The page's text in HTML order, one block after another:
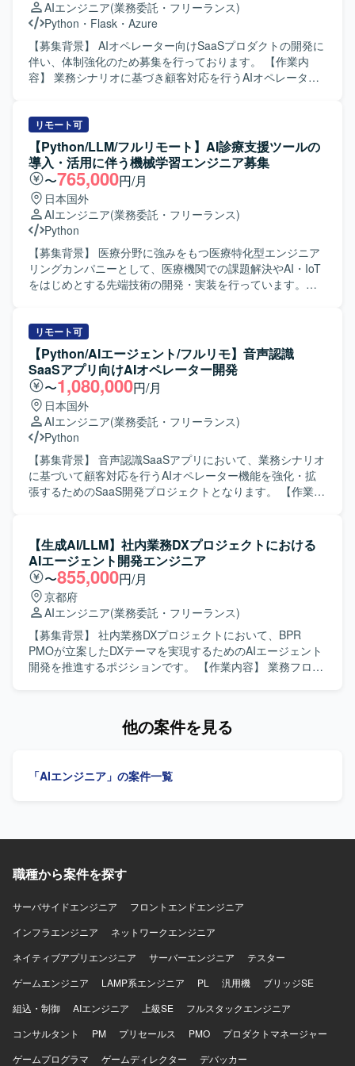
ち、自走してキャッチアップできる方を求めております。
制約条件が多い環境下でも主体的に課題を発見し、粘り強
く解決に取り組める方です。 クライアントやチームと円滑
にコミュニケーションを取りながら、継続的なサービス改
善に取り組める方を期待しております。 【ポジションの魅
駆動開発の技術検証から実運用を見据えた開発まで幅広く
経験でき、AIアプリケーション開発のスキルを総合的に高
めることができます。 Difyをはじめとする最新のAI開発基
盤やツールを用いた実践的な開発経験を積むことができま
す。 【開発環境】 Dify、LLM/生成AIアプリ、ローカル開発
環境、AIテスト・評価ツール、API連携、プロンプトおよび
ワークフロー設計などの環境で開発を行います。
AIエンジニア(業務委託・フリーランス)
Python ・ Flask ・ Azure
【募集背景】 AIオペレーター向けSaaSプロダクトの開発に
伴い、体制強化のため募集を行っております。 【作業内
容】 業務シナリオに基づき顧客対応を行うAIオペレーター
ェント開発を通じて最適な対話フローを構築していただき
ます。また、AIエージェントのタスク分解やツール連携、
ワークフロー設計、エージェント精度向上のための評価指
標設計や改善サイクル設計、RAG最適化などにも携わって
いただきます。 【求める人物像】 生成AIやLLM技術への関
心が高く、新しい技術要素を自らキャッチアップしながら
プロダクトに取り込んでいける方を求めております。チー
ムメンバーと協調しつつも、自走的に課題を発見し解決へ
と導ける方を歓迎いたします。 【ポジションの魅力】 音声
認識とAIエージェント技術を組み合わせたSaaSプロダクト
の中核に関わることができ、LLM連携やRAG最適化など先
機会が大きいポジションです。 【開発環境】 Python、
FastAPI、Flask、LLM、LangChain、LangGraph、RAG、
Azure、AKS、Foundry、AI Search、音声認識AIを利用して
開発を行っております。
リモート可
【Python/LLM/フルリモート】AI診療支援ツールの
導入・活用に伴う機械学習エンジニア募集
〜765,000円/月
日本国外
AIエンジニア(業務委託・フリーランス)
Python
【募集背景】 医療分野に強みをもつ医療特化型エンジニア
リングカンパニーとして、医療機関での課題解決やAI・IoT
をはじめとする先端技術の開発・実装を行っています。生
支援ツールの導入・活用を支援しつつ、顧客からのフィー
ドバックをプロダクト改善へつなげていただきます。 ・機
械学習モデルの開発・運用（NLP、生成AIを中心としたモデ
ル活用） ・プロンプト設計・チューニングを含むプロンプ
トエンジニア業務 ・カスタマーサクセスと連携した要件整
理および技術サポート ・プロダクト改善のためのデータ解
析およびモデル改善提案 【求める人物像】 技術とコミュニ
ケーションのバランスが取れており、論理的思考力を持っ
て問題の根本原因を追求できる方を求めています。医療機
関のスタッフや社内メンバーと円滑にコミュニケーション
を取りながら、顧客の現場に寄り添い主体的に対応いただ
形にしながらサービスの進化に直接貢献できるポジション
です。「技術×ビジネス」を横断するキャリアを築くことが
でき、LLMや生成AIを活用した先端領域で経験を積むこと
ができます。 【開発環境】 Pythonを用いた機械学習・生成
AIモデル開発環境での業務を想定しています。クラウド環
境や各種ライブラリ・フレームワークを活用しながら、
NLPおよびLLM関連の開発を行っていただきます。
リモート可
【Python/AIエージェント/フルリモ】音声認識
SaaSアプリ向けAIオペレーター開発
〜1,080,000円/月
日本国外
AIエンジニア(業務委託・フリーランス)
Python
【募集背景】 音声認識SaaSアプリにおいて、業務シナリオ
に基づいて顧客対応を行うAIオペレーター機能を強化・拡
張するためのSaaS開発プロジェクトとなります。 【作業内
トチューニング、エージェント開発を実施していただきま
す。LLM連携APIの設計・実装や、タスク分解・ツール連
携・ワークフロー設計を行いながら、エージェントの精度
向上に向けた検証・改善を継続的に行っていただきます。
【求める人物像】 生成AIやAIエージェント技術への関心が
高く、自ら課題を発見しながら設計・実装・改善を主体的
に進めていただける方を求めております。関係者とコミュ
ニケーションを取りながら要件を整理し、プロダクト品質
の向上に責任感を持って取り組んでいただける方が望まし
ことができます。個社ごとの要件にあわせたカスタマイズ
ックエンド開発環境のもと、LangChainやLangGraphなど
【生成AI/LLM】社内業務DXプロジェクトにおける
AIエージェント開発エンジニア
〜855,000円/月
京都府
AIエンジニア(業務委託・フリーランス)
【募集背景】 社内業務DXプロジェクトにおいて、BPR
PMOが立案したDXテーマを実現するためのAIエージェント
開発を推進するポジションです。 【作業内容】 業務フロー
を見据えた品質向上・改善を推進していただきます。ガー
エージェントの継続的な改善および運用支援を実施してい
ケーションを取りつつ、要件を具体化し、主体的に推進し
ンの魅力】 社内業務DXという中核テーマにおいて、PoCに
に一気通貫で関わることができます。RAG基盤や外部ツー
セス変革に直結する成果創出に携わることができます。
【開発環境】 RAG基盤および各種外部ツール・データとの
連携を前提としたAIエージェント開発環境です。
他の案件を見る
「AIエンジニア」の案件一覧
職種から案件を探す
サーバサイドエンジニア
フロントエンドエンジニア
インフラエンジニア
ネットワークエンジニア
ネイティブアプリエンジニア
サーバーエンジニア
テスター
ゲームエンジニア
LAMP系エンジニア PL 汎用機
ブリッジSE
組込・制御
AIエンジニア 上級SE
フルスタックエンジニア
コンサルタント
PM プリセールス PMO
プロダクトマネージャー
ゲームプログラマ
ゲームディレクター
デバッカー